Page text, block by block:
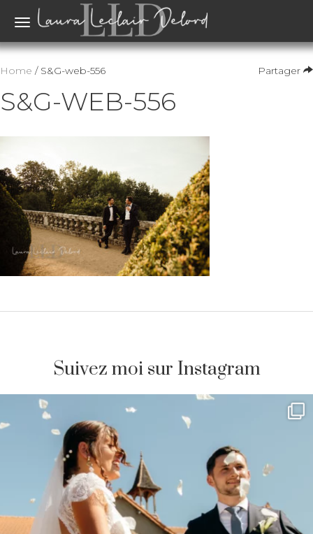
Toggle
Partager
Home / S&G-web-556
S&G-WEB-556
Suivez moi sur Instagram